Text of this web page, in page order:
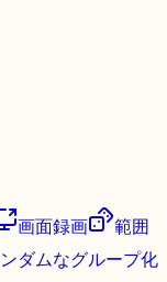
画面録画
範囲
ダムなグループ化